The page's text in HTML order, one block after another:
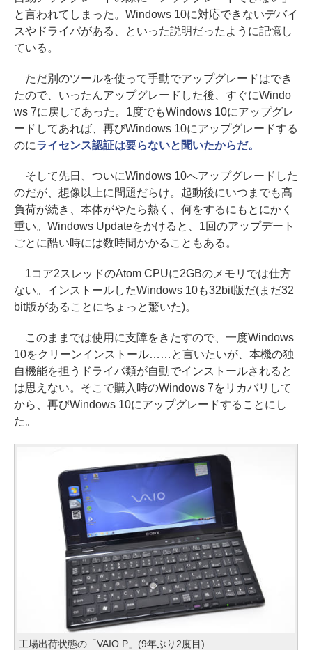
と言われてしまった。Windows 10に対応できないデバイ
スやドライバがある、といった説明だったように記憶し
ている。
ただ別のツールを使って手動でアップグレードはでき
たので、いったんアップグレードした後、すぐにWindo
ws 7に戻してあった。1度でもWindows 10にアップグレ
ードしてあれば、再びWindows 10にアップグレードする
のにライセンス認証は要らないと聞いたからだ。
そして先日、ついにWindows 10へアップグレードした
のだが、想像以上に問題だらけ。起動後にいつまでも高
負荷が続き、本体がやたら熱く、何をするにもとにかく
重い。Windows Updateをかけると、1回のアップデート
ごとに酷い時には数時間かかることもある。
1コア2スレッドのAtom CPUに2GBのメモリでは仕方
ない。インストールしたWindows 10も32bit版だ(まだ32
bit版があることにちょっと驚いた)。
このままでは使用に支障をきたすので、一度Windows
10をクリーンインストール……と言いたいが、本機の独
自機能を担うドライバ類が自動でインストールされると
は思えない。そこで購入時のWindows 7をリカバリして
から、再びWindows 10にアップグレードすることにし
た。
工場出荷状態の「VAIO P」(9年ぶり2度目)